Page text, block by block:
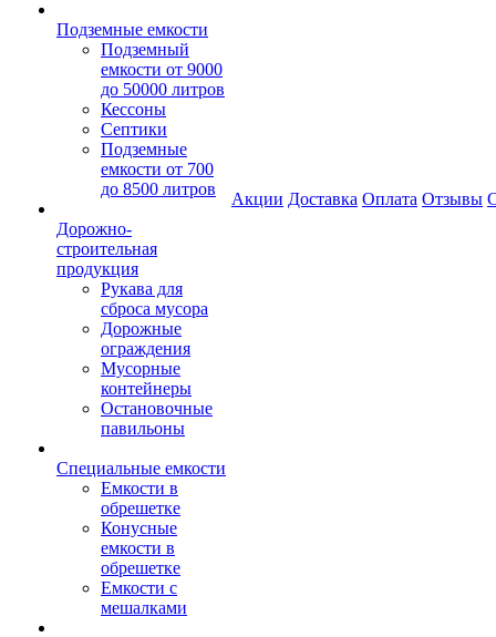
Подземные емкости
Подземный
емкости от 9000
до 50000 литров
Кессоны
Септики
Подземные
емкости от 700
до 8500 литров
Дорожно-
строительная
продукция
Рукава для
сброса мусора
Дорожные
ограждения
Мусорные
контейнеры
Остановочные
павильоны
Специальные емкости
Емкости в
обрешетке
Конусные
емкости в
обрешетке
Емкости с
мешалками
Акции Доставка Оплата Отзывы